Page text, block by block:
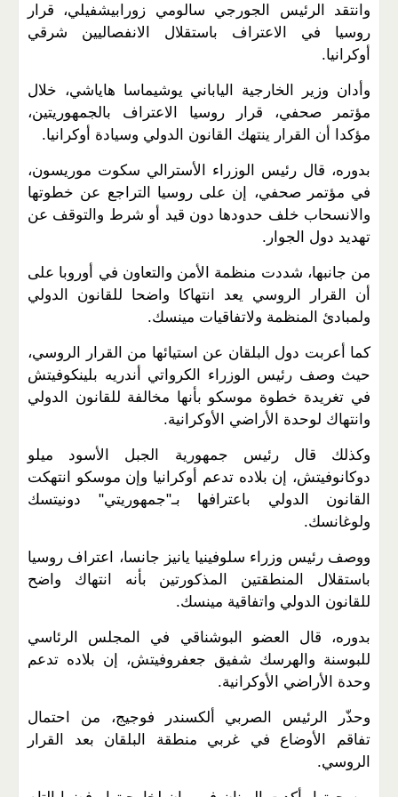
وانتقد الرئيس الجورجي سالومي زورابيشفيلي، قرار
روسيا في الاعتراف باستقلال الانفصاليين شرقي
أوكرانيا.
وأدان وزير الخارجية الياباني يوشيماسا هاياشي، خلال
مؤتمر صحفي، قرار روسيا الاعتراف بالجمهوريتين،
مؤكدا أن القرار ينتهك القانون الدولي وسيادة أوكرانيا.
بدوره، قال رئيس الوزراء الأسترالي سكوت موريسون،
في مؤتمر صحفي، إن على روسيا التراجع عن خطوتها
والانسحاب خلف حدودها دون قيد أو شرط والتوقف عن
تهديد دول الجوار.
من جانبها، شددت منظمة الأمن والتعاون في أوروبا على
أن القرار الروسي يعد انتهاكا واضحا للقانون الدولي
ولمبادئ المنظمة ولاتفاقيات مينسك.
كما أعربت دول البلقان عن استيائها من القرار الروسي،
حيث وصف رئيس الوزراء الكرواتي أندريه بلينكوفيتش
في تغريدة خطوة موسكو بأنها مخالفة للقانون الدولي
وانتهاك لوحدة الأراضي الأوكرانية.
وكذلك قال رئيس جمهورية الجبل الأسود ميلو
دوكانوفيتش، إن بلاده تدعم أوكرانيا وإن موسكو انتهكت
القانون الدولي باعترافها بـ"جمهوريتي" دونيتسك
ولوغانسك.
ووصف رئيس وزراء سلوفينيا يانيز جانسا، اعتراف روسيا
باستقلال المنطقتين المذكورتين بأنه انتهاك واضح
للقانون الدولي واتفاقية مينسك.
بدوره، قال العضو البوشناقي في المجلس الرئاسي
للبوسنة والهرسك شفيق جعفروفيتش، إن بلاده تدعم
وحدة الأراضي الأوكرانية.
وحذّر الرئيس الصربي ألكسندر فوجيج، من احتمال
تفاقم الأوضاع في غربي منطقة البلقان بعد القرار
الروسي.